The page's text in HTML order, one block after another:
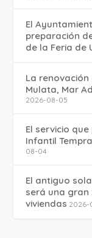
El
preparación
de la Feria de
La
Mulata, Mar
2026-08-05
El servicio
Infantil
08-04
El antiguo
será una gran
viviendas 2026-